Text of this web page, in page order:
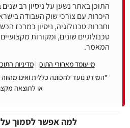
התוכן באתר נשען על ניסיון רב
היכרות עם צורכי שוק העבודה
וחברות טכנולוגיה, ניסיון כמרכז
טכנולוגיים שונים, ומקורות
המאמר.
מי עומד מאחורי התוכן |מדיניות
*המידע נועד להכוונה כללית ואינו
או לתוצאה
למה אפשר לסמוך